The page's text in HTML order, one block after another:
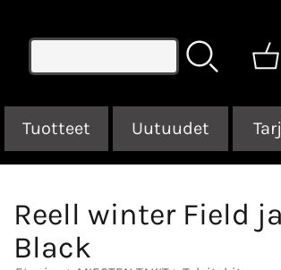
Tuotteet Uutuudet
Reell winter Field
Black